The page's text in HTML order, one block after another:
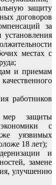
защиту
договоров
за
местах с
и приемам
работников
мер защиты
с
уязвимых
18 лет);
и
замене
улучшению